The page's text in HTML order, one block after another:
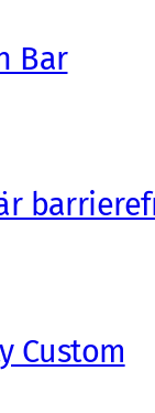
Bar
Custom